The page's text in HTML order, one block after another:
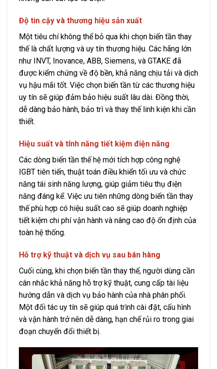
Độ tin cậy và thương hiệu sản xuất
Một tiêu chí không thể bỏ qua khi chọn biến tần thay
thế là chất lượng và uy tín thương hiệu. Các hãng lớn
như INVT, Inovance, ABB, Siemens, và GTAKE đã
được kiểm chứng về độ bền, khả năng chịu tải và dịch
vụ hậu mãi tốt. Việc chọn biến tần từ các thương hiệu
uy tín sẽ giúp đảm bảo hiệu suất lâu dài. Đồng thời,
dễ dàng bảo hành, bảo trì và thay thế linh kiện khi cần
thiết.
Hiệu suất và tính năng tiết kiệm điện năng
Các dòng biến tần thế hệ mới tích hợp công nghệ
IGBT tiên tiến, thuật toán điều khiển tối ưu và chức
năng tái sinh năng lượng, giúp giảm tiêu thụ điện
năng đáng kể. Việc ưu tiên những dòng biến tần thay
thế phù hợp có hiệu suất cao sẽ giúp doanh nghiệp
tiết kiệm chi phí vận hành và nâng cao độ ổn định của
toàn hệ thống.
Hỗ trợ kỹ thuật và dịch vụ sau bán hàng
Cuối cùng, khi chọn biến tần thay thế, người dùng cần
cân nhắc khả năng hỗ trợ kỹ thuật, cung cấp tài liệu
hướng dẫn và dịch vụ bảo hành của nhà phân phối.
Một đối tác uy tín sẽ giúp quá trình cài đặt, cấu hình
và vận hành trở nên dễ dàng, hạn chế rủi ro trong giai
đoạn chuyển đổi thiết bị.